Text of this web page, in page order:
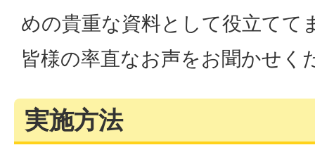
めの貴重な資料として役立てて
皆様の率直なお声をお聞かせく
実施方法